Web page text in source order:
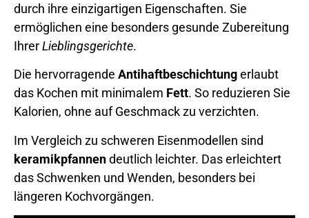
durch ihre einzigartigen Eigenschaften. Sie
ermöglichen eine besonders gesunde Zubereitung
IhrerLieblingsgerichte.
Die hervorragende Antihaftbeschichtungerlaubt
das Kochen mit minimalem Fett. So reduzieren Sie
Kalorien, ohne auf Geschmack zu verzichten.
Im Vergleich zu schweren Eisenmodellen sind
keramikpfannendeutlich leichter. Das erleichtert
das Schwenken und Wenden, besonders bei
längeren Kochvorgängen.